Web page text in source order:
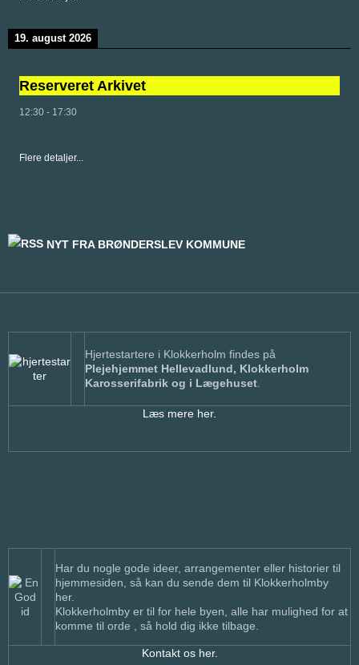
19. august 2026
Reserveret Arkivet
12:30 - 17:30
Flere detaljer...
NYT FRA BRØNDERSLEV KOMMUNE
Hjertestartere i Klokkerholm findes på
Plejehjemmet Hellevadlund, Klokkerholm
Karosserifabrik og i Lægehuset
Læs mere her.
Har du nogle gode ideer, arrangementer eller historier til
hjemmesiden, så kan du sende dem til Klokkerholmby
her.
Klokkerholmby er til for hele byen, alle har mulighed for at
komme til orde , så hold dig ikke tilbage.
Kontakt os her.